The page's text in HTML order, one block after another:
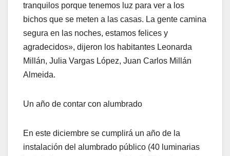
tranquilos porque tenemos luz para ver a los
bichos que se meten a las casas. La gente camina
segura en las noches, estamos felices y
agradecidos», dijeron los habitantes Leonarda
Millán, Julia Vargas López, Juan Carlos Millán
Almeida.
Un año de contar con alumbrado
En este diciembre se cumplirá un año de la
instalación del alumbrado público (40 luminarias